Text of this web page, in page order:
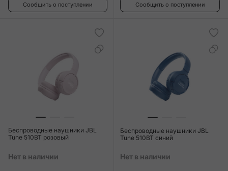
Сообщить о поступлении Сообщить о поступлении
Беспроводные наушники JBL
Tune 510BT розовый
Нет в наличии
Беспроводные наушники JBL
Tune 510BT синий
Нет в наличии